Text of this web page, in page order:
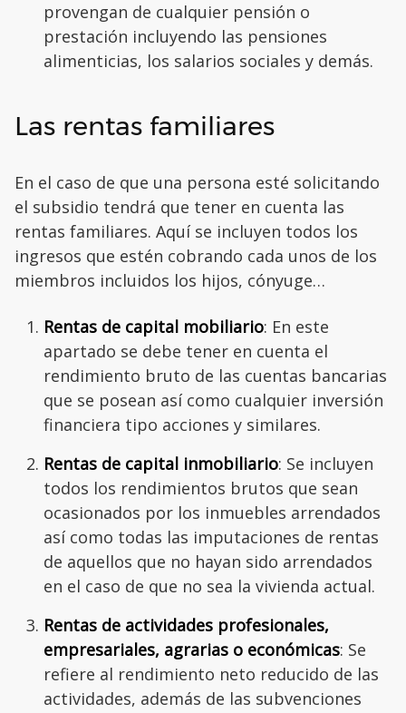
provengan de cualquier pensión o
prestación incluyendo las pensiones
alimenticias, los salarios sociales y demás.
Las rentas familiares
En el caso de que una persona esté solicitando
el subsidio tendrá que tener en cuenta las
rentas familiares. Aquí se incluyen todos los
ingresos que estén cobrando cada unos de los
miembros incluidos los hijos, cónyuge…
Rentas de capital mobiliario: En este
apartado se debe tener en cuenta el
rendimiento bruto de las cuentas bancarias
que se posean así como cualquier inversión
financiera tipo acciones y similares.
Rentas de capital inmobiliario: Se incluyen
todos los rendimientos brutos que sean
ocasionados por los inmuebles arrendados
así como todas las imputaciones de rentas
de aquellos que no hayan sido arrendados
en el caso de que no sea la vivienda actual.
Rentas de actividades profesionales,
empresariales, agrarias o económicas: Se
refiere al rendimiento neto reducido de las
actividades, además de las subvenciones